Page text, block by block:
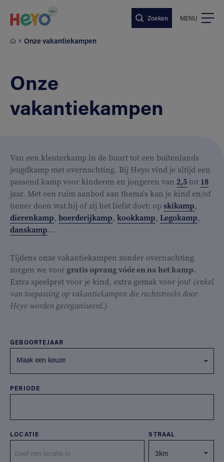
Zoeken MENU
Onze vakantiekampen
Onze
vakantiekampen
Van een kleuterkamp in de buurt tot een buitenlands
jeugdkamp met overnachting. Bij Heyo vind je altijd een
passend kamp voor kinderen en jongeren van 2,5tot 18
jaar. Met een ruim aanbod aan thema's kan je kind en/of
tiener doen wat hij of zij het liefst doet: opskikamp,
dierenkamp, boerderijkamp, kookkamp, Legokamp,
danskamp...
Tijdens onze vakantiekampen zonder overnachting
zorgen we voorgratis opvang vóór en na het kamp.
Extra speelpret voor je kind, extra gemak voor jou! (enkel
van toepassing op vakantiekampen die rechtstreeks door
Heyo worden georganiseerd.)
GEBOORTEJAAR
Maak een keuze
PERIODE
LOCATIE STRAAL